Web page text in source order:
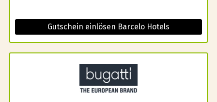
Gutschein einlösen Barcelo Hotels